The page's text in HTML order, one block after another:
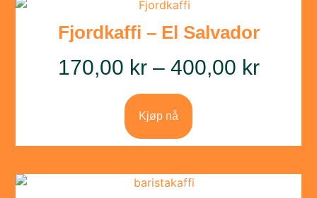
Fjordkaffi – El Salvador
170,00 kr – 400,00 kr
Kjøp nå